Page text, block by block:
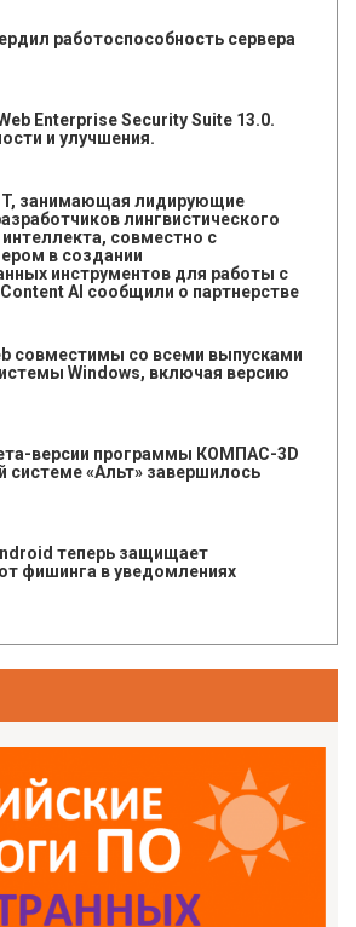
работоспособность сервера
Enterprise Security Suite 13.0.
и улучшения.
занимающая лидирующие
лингвистического
интеллекта, совместно с
в создании
инструментов для работы с
AI сообщили о партнерстве
совместимы со всеми выпусками
Windows, включая версию
версии программы КОМПАС-3D
системе «Альт» завершилось
теперь защищает
фишинга в уведомлениях